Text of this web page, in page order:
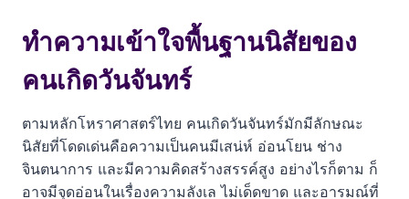
นอกจากสีรถแล้ว มีปัจจัยอื่นตามวันเกิดที่ควรพิจารณาใน
การออกรถไหม?
ความเชื่อเรื่องสีรถมงคลใช้ได้กับรถทุกประเภทหรือไม่?
ถ้าไม่ทราบวันเกิดที่แน่นอน ควรเลือกสีรถอย่างไร?
ทำความเข้าใจพื้นฐานนิสัยของ
คนเกิดวันจันทร์
ตามหลักโหราศาสตร์ไทย คนเกิดวันจันทร์มักมีลักษณะ
นิสัยที่โดดเด่นคือความเป็นคนมีเสน่ห์ อ่อนโยน ช่าง
จินตนาการ และมีความคิดสร้างสรรค์สูง อย่างไรก็ตาม ก็
อาจมีจุดอ่อนในเรื่องความลังเล ไม่เด็ดขาด และอารมณ์ที่